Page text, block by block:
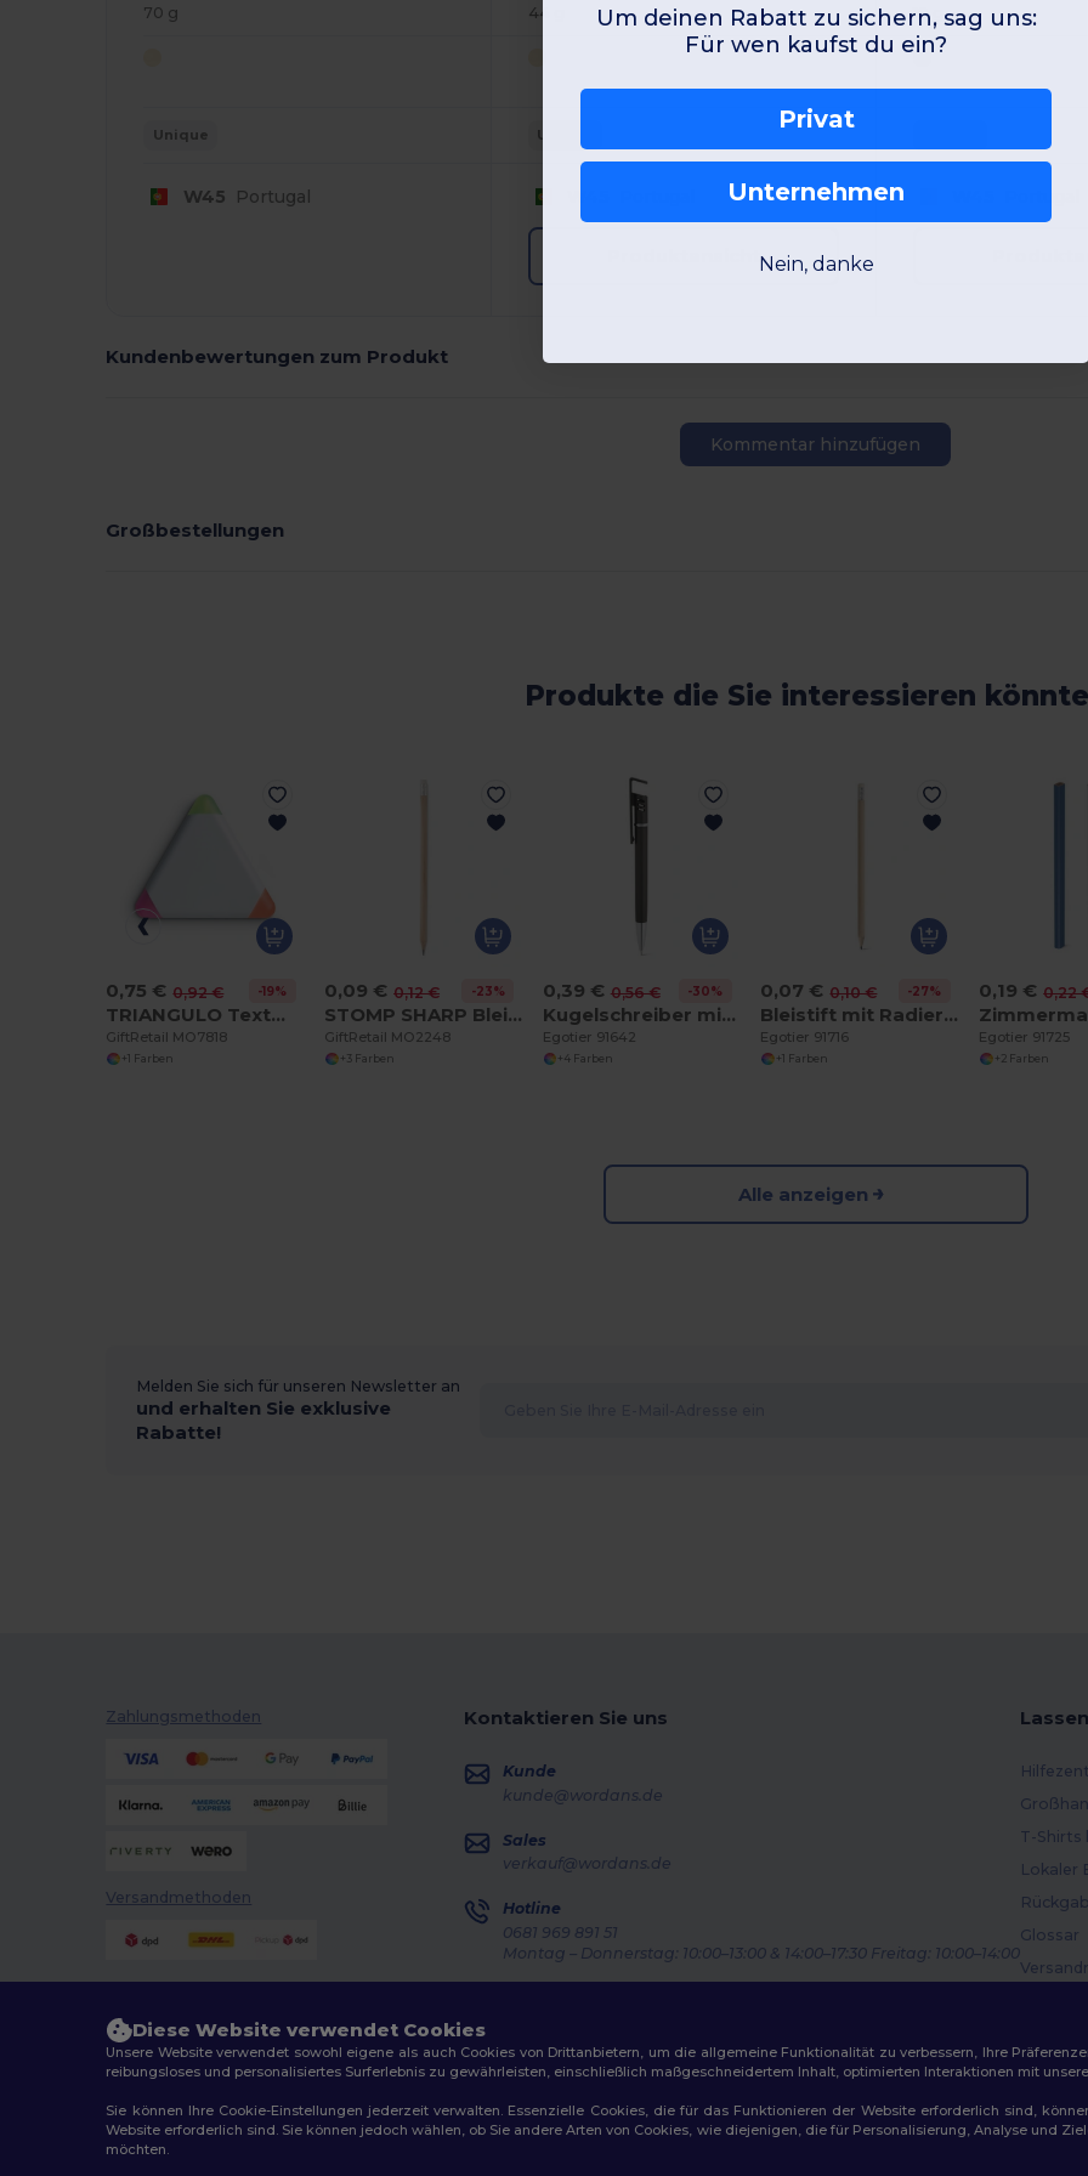
70 g
Unique
W45 Portugal
44 g
Unique
19 g
Kundenbewertungen zum Produkt
Kommentar hinzufügen
Großbestellungen
Produkte die Sie interessieren
0,75 € 0,92 € -19%
TRIANGULO Textmarker
GiftRetail MO7818
+1 Farben
0,09 € 0,12 € -23%
STOMP SHARP Bleistift mit Radiergummi
GiftRetail MO2248
+3 Farben
0,39 € 0,56 € -30%
Kugelschreiber mit metallischer Oberfläche
Egotier 91642
+4 Farben
0,07 € 0,10 € -27%
Bleistift mit Radiergummi und Härtegrad HB
Egotier 91716
+1 Farben
0,19 € 0,22
Egotier 91725
+2 Farben
Alle anzeigen
Melden Sie sich für unseren Newsletter an
und erhalten Sie exklusive
Rabatte!
Zahlungsmethoden
Versandmethoden
Kontaktieren Sie uns
Kunde
kunde@wordans.de
Sales
verkauf@wordans.de
Hotline
0681 969 891 51
Montag – Donnerstag: 10:00–13:00 & 14:00–17:30 Freitag: 10:00–14:00
T-Shirts
Lokaler
Glossar
2026. Alle Rechte vorbehalten
Diese Website verwendet Cookies
Unsere Website verwendet sowohl eigene als auch Cookies von Drittanbietern, um die allgemeine Funktionalität zu verbessern, Ihre
reibungsloses und personalisiertes Surferlebnis zu gewährleisten, einschließlich maßgeschneidertem Inhalt, optimierten Interaktionen mit
Sie können Ihre Cookie-Einstellungen jederzeit verwalten. Essenzielle Cookies, die für das Funktionieren der Website erforderlich sind,
Website erforderlich sind. Sie können jedoch wählen, ob Sie andere Arten von Cookies, wie diejenigen, die für Personalisierung, Analyse und
möchten.
Um deinen Rabatt zu sichern, sag uns:
Für wen kaufst du ein?
Privat
Unternehmen
Nein, danke